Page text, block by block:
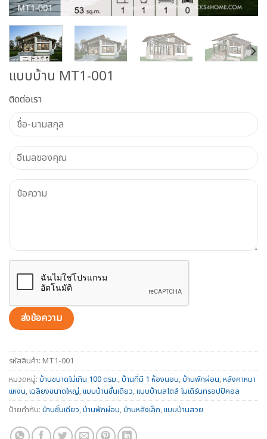
แบบบ้าน MT1-001
ติดต่อเรา
รหัสสินค้า: MT1-001
หมวดหมู่: บ้านขนาดไม่เกิน 100 ตรม.,บ้านที่มี 1 ห้องนอน,บ้านพักผ่อน,หลังคาหมา
แหงน,เฉลียงขนาดใหญ่,แบบบ้านชั้นเดียว,แบบบ้านสไตล์ โมเดิร์นทรอปปิคอล
ป้ายกำกับ: บ้านชั้นเดียว,บ้านพักผ่อน,บ้านหลังเล็ก,แบบบ้านสวย